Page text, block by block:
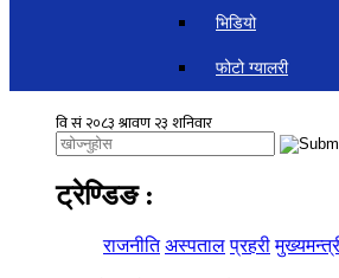
भिडियो
फोटो ग्यालरी
ट्रेण्डिङ :
राजनीति अस्पताल प्रहरी